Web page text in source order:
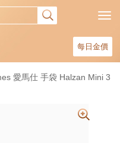
每日金價
愛馬仕 手袋 Halzan Mini 3